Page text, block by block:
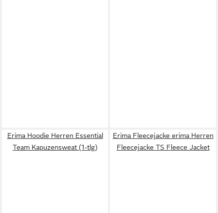
Erima Hoodie Herren Essential
Team Kapuzensweat (1-tlg)
Erima Fleecejacke erima Herren
Fleecejacke TS Fleece Jacket